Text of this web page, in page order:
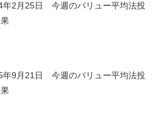
年2月25日 今週のバリュー平均法投
年9月21日 今週のバリュー平均法投